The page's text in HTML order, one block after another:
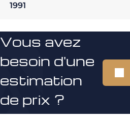
1991
Vous avez
besoin d'une
estimation
de prix ?